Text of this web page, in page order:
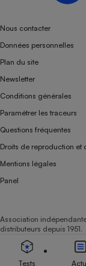
Nous contacter
Données personnelles
Plan du site
Newsletter
Conditions générales
Paramétrer les traceurs
Questions fréquentes
Droits de reproduction et
Mentions légales
Panel
Association
distributeurs depuis 1951.
Tests